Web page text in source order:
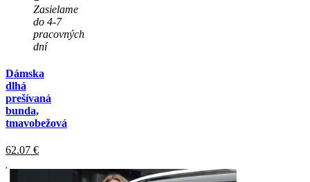
Zasielame
do 4-7
pracovných
dní
Dámska
dlhá
prešívaná
bunda,
tmavobežová
62.07 €